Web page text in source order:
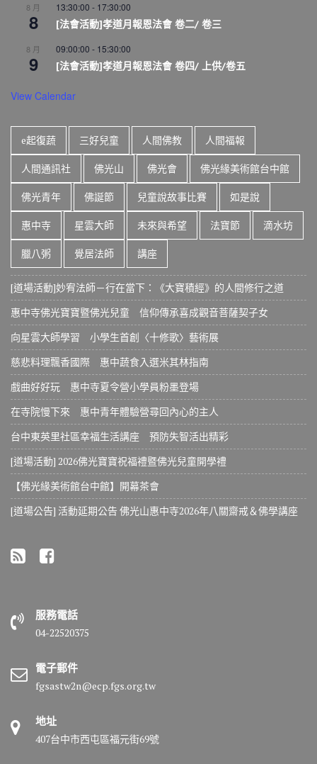
8 月
8
13:30:00 - 17:30:00
[法會活動]孝道月報恩法會 卷二/ 卷三
8 月
9
09:00:00 - 15:30:00
[法會活動]孝道月報恩法會 卷四/ 上供/卷五
View Calendar
e起復蔬 三好兒童 人間佛教 人間福報
人間通訊社 佛光山 佛光會 佛光緣美術館台中館
佛光青年 佛誕節 兒童說故事比賽 如是說
惠中寺 星雲大師 未來與希望 法寶節 滴水坊
臘八粥 覺居法師 講座
[道場活動]妙宥法師－行在當下：《大寶積經》的人間修行之道
惠中寺佛光寶寶暨佛光兒童 信仰傳承喜成觀音菩薩契子女
向星雲大師學習 小學生首創〈十修歌〉藝術展
慈悲料理飄香國際 惠中蔬食入選米其林指南
戲曲好好玩 惠中寺夏令營小學員粉墨登場
在寺院慢下來 惠中青年體驗營尋回內心的主人
台中東英里社區幸福生活講座 預防失智活出精彩
[道場活動] 2026佛光寶寶祝福禮暨佛光兒童開學禮
【佛光緣美術館台中館】開幕茶會
[道場公告] 活動延期公告 佛光山惠中寺2026年八關齋戒＆佛學講座
服務電話
04-22520375
電子郵件
fgsastw2n@ecp.fgs.org.tw
地址
407台中市西屯區福元街69號